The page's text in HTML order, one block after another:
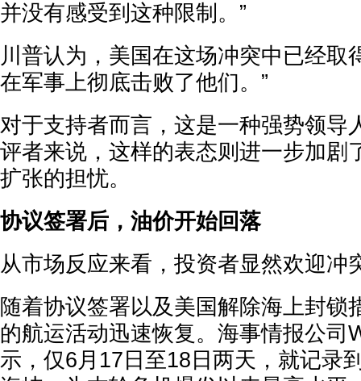
并没有感受到这种限制。”
川普认为，美国在这场冲突中已经取
在军事上彻底击败了他们。”
对于支持者而言，这是一种强势领导
评者来说，这样的表态则进一步加剧
扩张的担忧。
协议签署后，油价开始回落
从市场反应来看，投资者显然欢迎冲
随着协议签署以及美国解除海上封锁
的航运活动迅速恢复。海事情报公司
示，仅6月17日至18日两天，就记录